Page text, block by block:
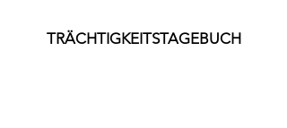
TRÄCHTIGKEITSTAGEBUCH